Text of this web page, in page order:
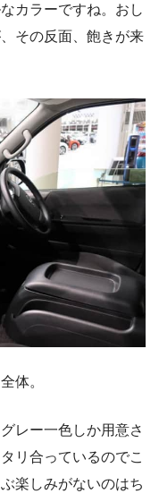
カラーですね。おし
その反面、飽きが来
体。
レー一色しか用意さ
リ合っているのでこ
楽しみがないのはち